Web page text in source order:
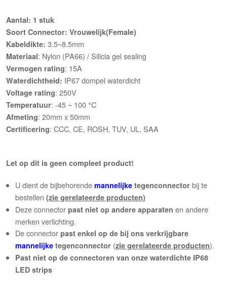
Aantal: 1 stuk
Soort Connector: Vrouwelijk(Female)
Kabeldikte:3.5~8.5mm
Materiaal: Nylon (PA66) / Silicia gel sealing
Vermogen rating: 15A
Waterdichtheid: IP67 dompel waterdicht
Voltage rating: 250V
Temperatuur: -45 ~ 100 °C
Afmeting: 20mm x 50mm
Certificering: CCC, CE, ROSH, TUV, UL, SAA
Let op dit is geen compleet product!
U dient de bijbehorendemannelijke tegenconnector bij te
bestellen(zie gerelateerde producten)
Deze connectorpast niet op andere apparaten en andere
merken verlichting.
De connectorpast enkel op de bij ons verkrijgbare
mannelijke tegenconnector (zie gerelateerde producten).
Past niet op de connectoren van onze waterdichte IP68
LED strips